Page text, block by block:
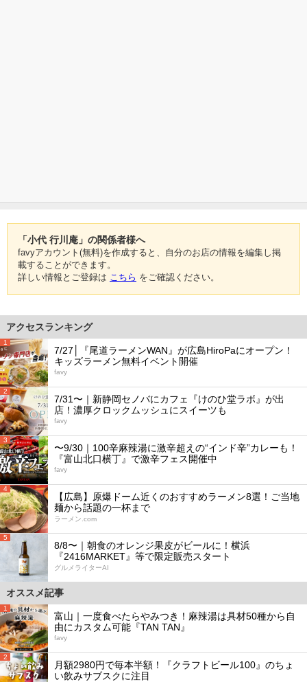
「小代 行川庵」の関係者様へ
favyアカウント(無料)を作成すると、自分のお店の情報を編集し掲
載することができます。
詳しい情報とご登録は こちら をご確認ください。
アクセスランキング
1
7/27│『尾道ラーメンWAN』が広島HiroPaにオープン！
キッズラーメン無料イベント開催
favy
2
7/31〜｜新静岡セノバにカフェ『けのひ堂ラボ』が出
店！濃厚クロックムッシュにスイーツも
favy
3
〜9/30｜100辛麻辣湯に激辛超えの“インド辛”カレーも！
『富山北口横丁』で激辛フェス開催中
favy
4
【広島】原爆ドーム近くのおすすめラーメン8選！ご当地
麺から話題の一杯まで
ラーメン.com
5
8/8〜｜朝食のオレンジ果皮がビールに！横浜
『2416MARKET』等で限定販売スタート
グルメライターAI
オススメ記事
1
富山｜一度食べたらやみつき！麻辣湯は具材50種から自
由にカスタム可能『TAN TAN』
favy
2
月額2980円で毎本半額！『クラフトビール100』のちょ
い飲みサブスクに注目